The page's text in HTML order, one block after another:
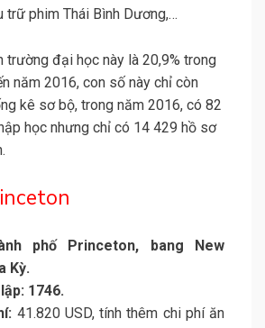
trữ phim Thái Bình Dương,…
trường đại học này là 20,9% trong
năm 2016, con số này chỉ còn
kê sơ bộ, trong năm 2016, có 82
học nhưng chỉ có 14 429 hồ sơ
phố Princeton, bang New
Kỳ.
1746.
41.820 USD, tính thêm chi phí ăn